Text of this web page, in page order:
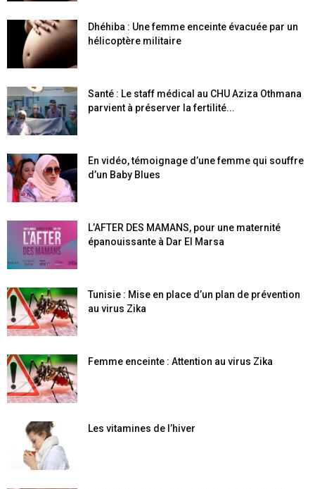
Dhéhiba : Une femme enceinte évacuée par un
hélicoptère militaire
Santé : Le staff médical au CHU Aziza Othmana
parvient à préserver la fertilité...
En vidéo, témoignage d’une femme qui souffre
d’un Baby Blues
L’AFTER DES MAMANS, pour une maternité
épanouissante à Dar El Marsa
Tunisie : Mise en place d’un plan de prévention
au virus Zika
Femme enceinte : Attention au virus Zika
Les vitamines de l’hiver